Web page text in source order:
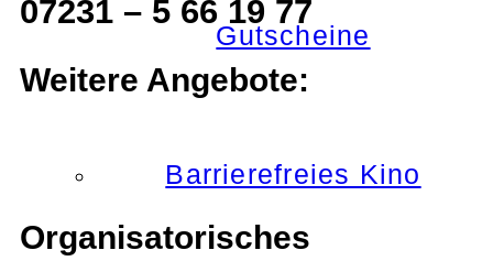
Gutscheine
Barrierefreies Kino
07231 – 5 66 19 77
Weitere Angebote:
Organisatorisches